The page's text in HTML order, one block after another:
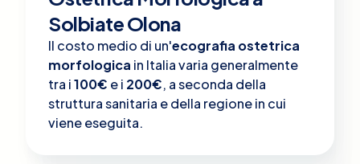
Solbiate Olona
Il costo medio di un'ecografia ostetrica
morfologica in Italia varia generalmente
tra i100€ e i 200€, a seconda della
struttura sanitaria e della regione in cui
viene eseguita.